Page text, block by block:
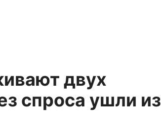
двух
спроса ушли из